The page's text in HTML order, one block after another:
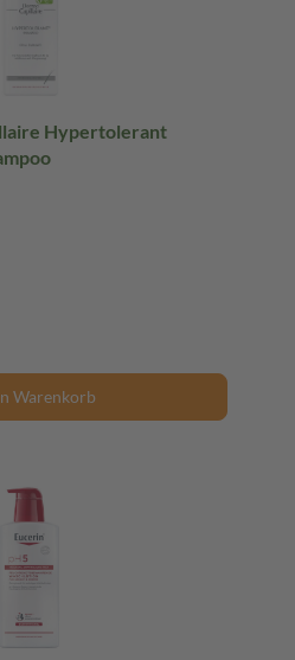
Hypertolerant
Warenkorb